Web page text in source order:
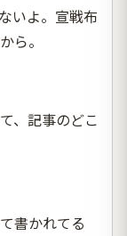
いよ。宣戦布
ら。
、記事のどこ
書かれてる